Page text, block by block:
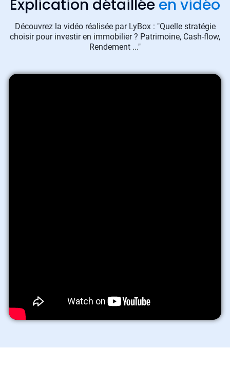
Explication détaillée en vidéo
Découvrez la vidéo réalisée par LyBox : "Quelle stratégie
choisir pour investir en immobilier ? Patrimoine, Cash-flow,
Rendement ..."